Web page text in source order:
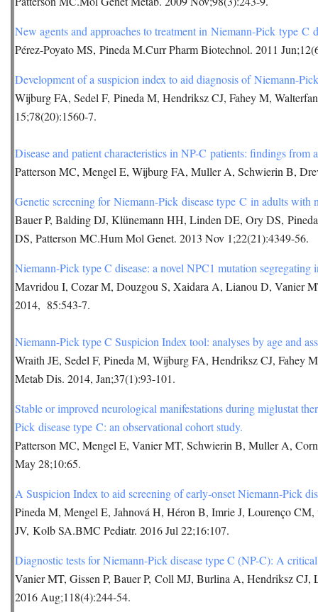
New agents and approaches to treatment in Niemann-Pick type C
Pérez-Poyato MS, Pineda M.Curr Pharm Biotechnol. 2011
Development of a suspicion index to aid diagnosis of Niemann-
Wijburg FA, Sedel F, Pineda M, Hendriksz CJ, Fahey M,
15;78(20):1560-7.
Disease and patient characteristics in NP-C patients: findings from
Patterson MC, Mengel E, Wijburg FA, Muller A, Schwierin B,
Genetic screening for Niemann-Pick disease type C in adults
Bauer P, Balding DJ, Klünemann HH, Linden DE, Ory DS,
DS, Patterson MC.Hum Mol Genet. 2013 Nov 1;22(21):4349-56.
Niemann-Pick type C disease: a novel NPC1 mutation segregating
Mavridou I, Cozar M, Douzgou S, Xaidara A, Lianou D, Vanier
2014, 85:543-7.
Niemann-Pick type C Suspicion Index tool: analyses by age and
Wraith JE, Sedel F, Pineda M, Wijburg FA, Hendriksz CJ, Fahey
Metab Dis. 2014, Jan;37(1):93-101.
Stable or improved neurological manifestations during miglustat
Pick disease type C: an observational cohort study.
Patterson MC, Mengel E, Vanier MT, Schwierin B, Muller A,
May 28;10:65.
A Suspicion Index to aid screening of early-onset Niemann-Pick
Pineda M, Mengel E, Jahnová H, Héron B, Imrie J, Lourenço
JV, Kolb SA.BMC Pediatr. 2016 Jul 22;16:107.
Diagnostic tests for Niemann-Pick disease type C (NP-C): A
Vanier MT, Gissen P, Bauer P, Coll MJ, Burlina A, Hendriksz
2016 Aug;118(4):244-54.